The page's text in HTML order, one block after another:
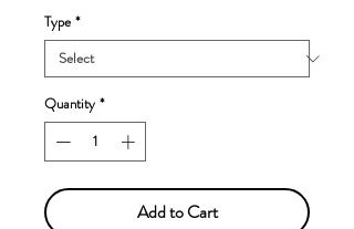
Type *
Quantity *
Add to Cart